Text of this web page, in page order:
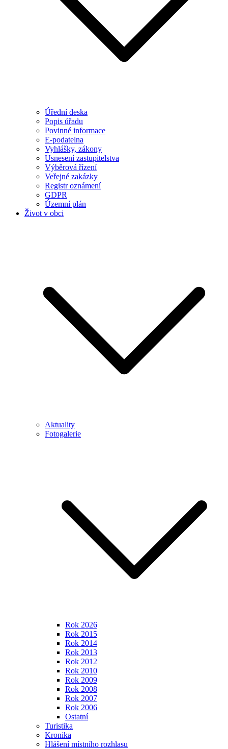
Úřední deska
Popis úřadu
Povinné informace
E-podatelna
Vyhlášky, zákony
Usnesení zastupitelstva
Výběrová řízení
Veřejné zakázky
Registr oznámení
GDPR
Územní plán
Život v obci
Aktuality
Fotogalerie
Rok 2026
Rok 2015
Rok 2014
Rok 2013
Rok 2012
Rok 2010
Rok 2009
Rok 2008
Rok 2007
Rok 2006
Ostatní
Turistika
Kronika
Hlášení místního rozhlasu